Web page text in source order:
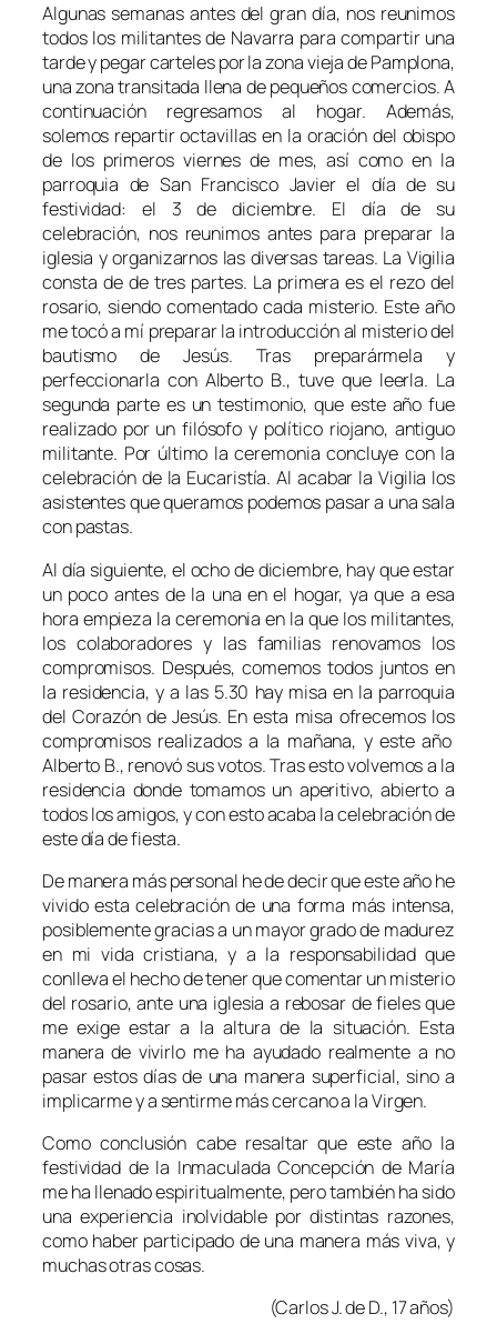
Algunas semanas antes del gran día, nos reunimos
todos los militantes de Navarra para compartir una
tarde y pegar carteles por la zona vieja de Pamplona,
una zona transitada llena de pequeños comercios. A
continuación regresamos al hogar. Además,
solemos repartir octavillas en la oración del obispo
de los primeros viernes de mes, así como en la
parroquia de San Francisco Javier el día de su
festividad: el 3 de diciembre. El día de su
celebración, nos reunimos antes para preparar la
iglesia y organizarnos las diversas tareas. La Vigilia
consta de de tres partes. La primera es el rezo del
rosario, siendo comentado cada misterio. Este año
me tocó a mí preparar la introducción al misterio del
bautismo de Jesús. Tras preparármela y
perfeccionarla con Alberto B., tuve que leerla. La
segunda parte es un testimonio, que este año fue
realizado por un filósofo y político riojano, antiguo
militante. Por último la ceremonia concluye con la
celebración de la Eucaristía. Al acabar la Vigilia los
asistentes que queramos podemos pasar a una sala
con pastas.
Al día siguiente, el ocho de diciembre, hay que estar
un poco antes de la una en el hogar, ya que a esa
hora empieza la ceremonia en la que los militantes,
los colaboradores y las familias renovamos los
compromisos. Después, comemos todos juntos en
la residencia, y a las 5.30 hay misa en la parroquia
del Corazón de Jesús. En esta misa ofrecemos los
compromisos realizados a la mañana, y este año
Alberto B., renovó sus votos. Tras esto volvemos a la
residencia donde tomamos un aperitivo, abierto a
todos los amigos, y con esto acaba la celebración de
este día de fiesta.
De manera más personal he de decir que este año he
vivido esta celebración de una forma más intensa,
posiblemente gracias a un mayor grado de madurez
en mi vida cristiana, y a la responsabilidad que
conlleva el hecho de tener que comentar un misterio
del rosario, ante una iglesia a rebosar de fieles que
me exige estar a la altura de la situación. Esta
manera de vivirlo me ha ayudado realmente a no
pasar estos días de una manera superficial, sino a
implicarme y a sentirme más cercano a la Virgen.
Como conclusión cabe resaltar que este año la
festividad de la Inmaculada Concepción de María
me ha llenado espiritualmente, pero también ha sido
una experiencia inolvidable por distintas razones,
como haber participado de una manera más viva, y
muchas otras cosas.
(Carlos J. de D., 17 años)